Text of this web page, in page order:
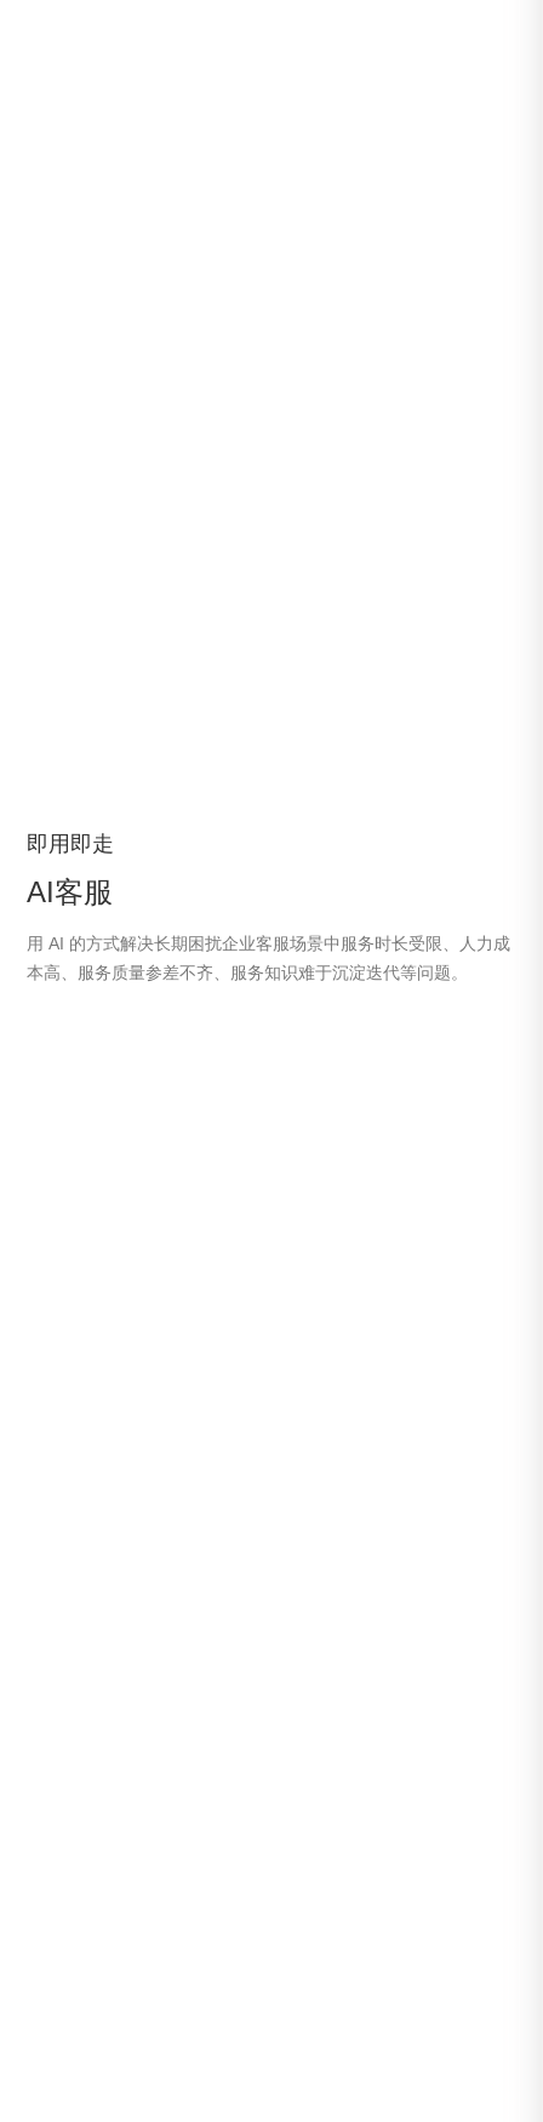
即用即走
AI客服
用 AI 的方式解决长期困扰企业客服场景中服务时长受限、人力成
本高、服务质量参差不齐、服务知识难于沉淀迭代等问题。